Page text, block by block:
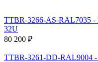
TTBR-3266-AS-RAL7035
32U
80 200 ₽
TTBR-3261-DD-RAL9004